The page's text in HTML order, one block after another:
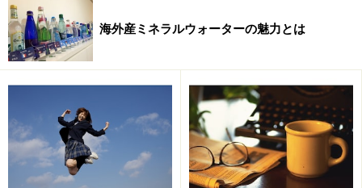
ウォーターサーバーで使われている水は、天然水、RO水
などの水、RO水にミネラルを添加されている水など様々
です。水源地周辺の環境保護や水質管理が徹底されてい
る天然水であれば、それが一番だと個人的には思ってい
ます。
海外産ミネラルウォーターの魅力とは